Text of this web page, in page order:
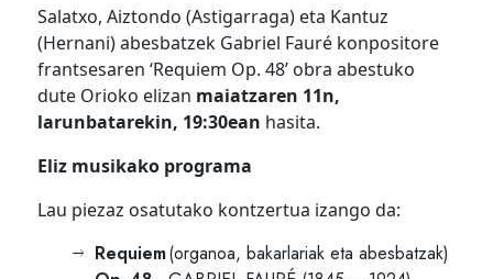
Salatxo, Aiztondo (Astigarraga) eta Kantuz
(Hernani) abesbatzek Gabriel Fauré konpositore
frantsesaren ‘Requiem Op. 48’ obra abestuko
dute Orioko elizan maiatzaren 11n,
larunbatarekin, 19:30ean hasita.
Eliz musikako programa
Lau piezaz osatutako kontzertua izango da:
Requiem(organoa, bakarlariak eta abesbatzak)